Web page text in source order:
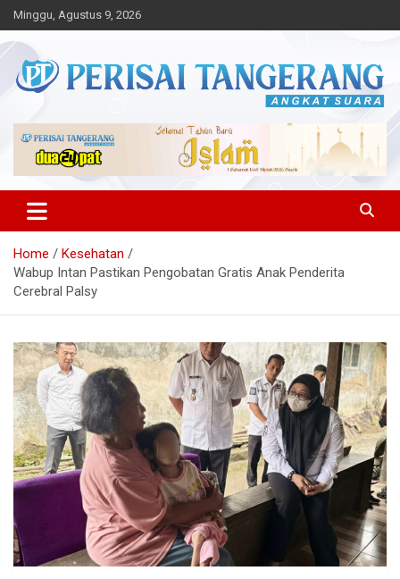
Skip
to
content
Minggu, Agustus 9, 2026
Perisai Tangerang – Angkat
Suara
Home
Kesehatan
Wabup Intan Pastikan Pengobatan Gratis Anak Penderita
Cerebral Palsy